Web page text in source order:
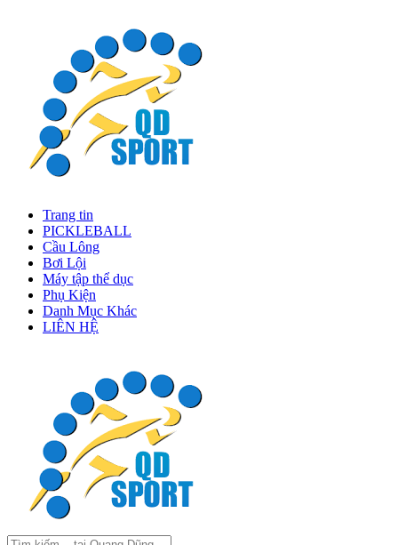
Trang tin
PICKLEBALL
Cầu Lông
Bơi Lội
Máy tập thể dục
Phụ Kiện
Danh Mục Khác
LIÊN HỆ